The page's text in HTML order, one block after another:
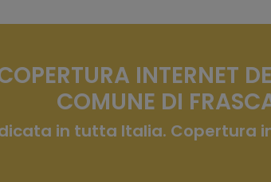
INTERNET
COMUNE DI
in tutta Italia. Copertura